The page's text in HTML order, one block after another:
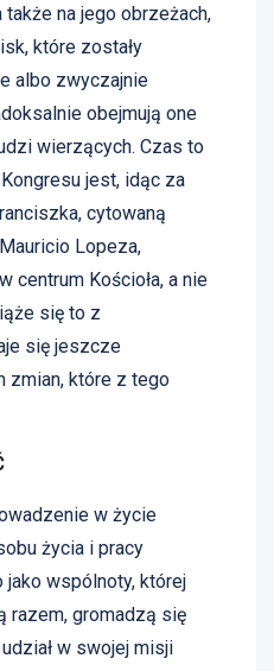
na jego obrzeżach,
które zostały
albo zwyczajnie
obejmują one
wierzących. Czas to
jest, idąc za
cytowaną
Lopeza,
centrum Kościoła, a nie
się to z
się jeszcze
zmian, które z tego
w życie
życia i pracy
jako wspólnoty, której
razem, gromadzą się
w swojej misji